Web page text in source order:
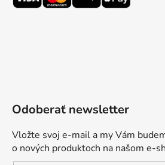
Odoberať newsletter
Vložte svoj e-mail a my Vám
o nových produktoch na našom e-